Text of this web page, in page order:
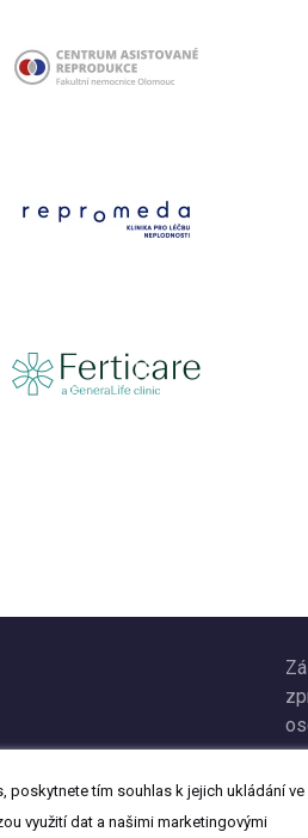
poskytnete tím souhlas k jejich ukládání ve
využití dat a našimi marketingovými